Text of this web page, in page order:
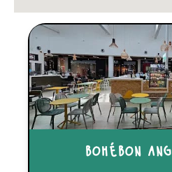
bohébon